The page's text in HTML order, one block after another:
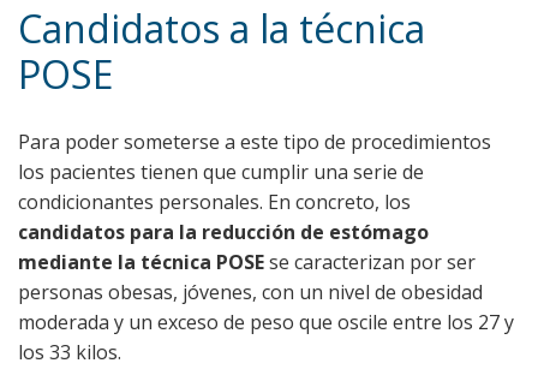
Candidatos a la técnica
POSE
Para poder someterse a este tipo de procedimientos
los pacientes tienen que cumplir una serie de
condicionantes personales. En concreto, los
candidatos para la reducción de estómago
mediante la técnica POSEse caracterizan por ser
personas obesas, jóvenes, con un nivel de obesidad
moderada y un exceso de peso que oscile entre los 27 y
los 33 kilos.